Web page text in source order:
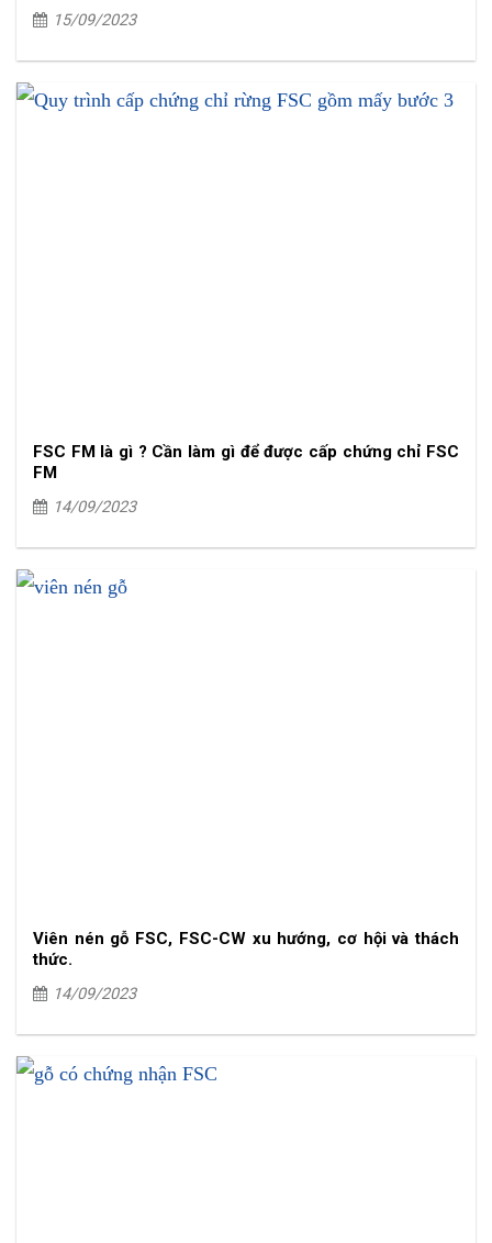
15/09/2023
FSC FM là gì ? Cần làm gì để được cấp chứng chỉ FSC
FM
14/09/2023
Viên nén gỗ FSC, FSC-CW xu hướng, cơ hội và thách
thức.
14/09/2023